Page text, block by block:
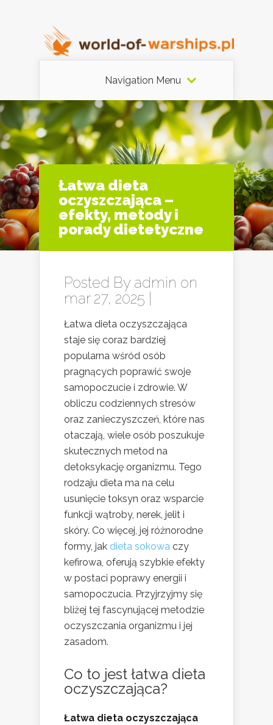
Navigation Menu
Łatwa dieta
oczyszczająca –
efekty, metody i
porady dietetyczne
Posted By admin on
mar 27, 2025 |
Łatwa dieta oczyszczająca
staje się coraz bardziej
popularna wśród osób
pragnących poprawić swoje
samopoczucie i zdrowie. W
obliczu codziennych stresów
oraz zanieczyszczeń, które nas
otaczają, wiele osób poszukuje
skutecznych metod na
detoksykację organizmu. Tego
rodzaju dieta ma na celu
usunięcie toksyn oraz wsparcie
funkcji wątroby, nerek, jelit i
skóry. Co więcej, jej różnorodne
formy, jak dieta sokowa czy
kefirowa, oferują szybkie efekty
w postaci poprawy energii i
samopoczucia. Przyjrzyjmy się
bliżej tej fascynującej metodzie
oczyszczania organizmu i jej
zasadom.
Co to jest łatwa dieta
oczyszczająca?
Łatwa dieta oczyszczająca